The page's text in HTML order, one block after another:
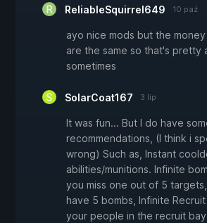
ReliableSquirrel649 10 paź
ayo nice mods but the
are the same so that's pretty
sometimes
SolarCoat167 3 lip
It was fun... But I do have
recommendations, (I think i
wrong) Such as, Instant
abilities/munitions. Infinite
you miss one out of 5
have 5 bombs, Infinite
your people in the recruit